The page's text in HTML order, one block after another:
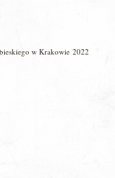
w Krakowie 2022